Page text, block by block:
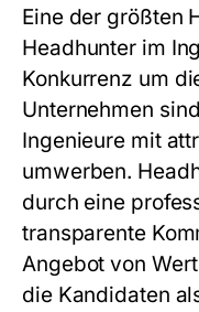
Eine der größten
Headhunter im
Konkurrenz um
Unternehmen
Ingenieure mit
umwerben.
durch eine
transparente
Angebot von
die Kandidaten